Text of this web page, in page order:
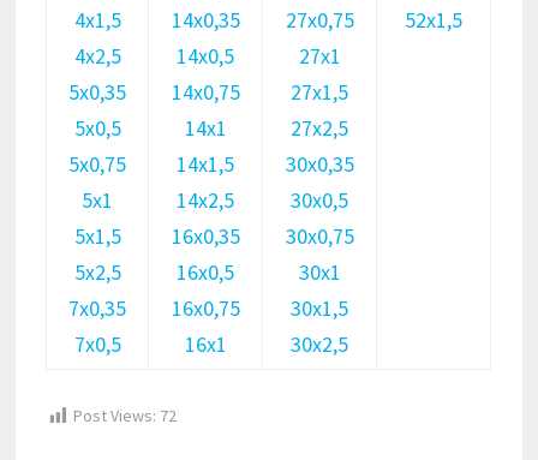
4х1,5
4х2,5
5х0,35
5х0,5
5х0,75
5х1
5х1,5
5х2,5
7х0,35
7х0,5
14х0,35
14х0,5
14х0,75
14х1
14х1,5
14х2,5
16х0,35
16х0,5
16х0,75
16х1
27х0,75
27х1
27х1,5
27х2,5
30х0,35
30х0,5
30х0,75
30х1
30х1,5
30х2,5
52х1,5
Post Views: 72